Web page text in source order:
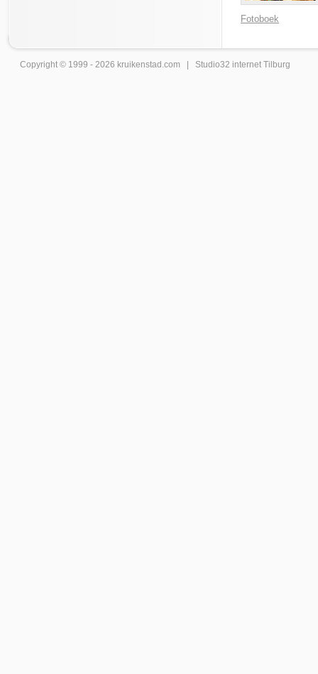
Fotoboek
Copyright © 1999 - 2026 kruikenstad .com | Studio32 internet Tilburg